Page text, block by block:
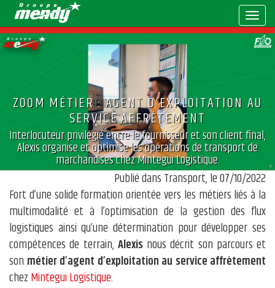
ZOOM MÉTIER : AGENT D’EXPLOITATION AU
SERVICE AFFRÈTEMENT
Interlocuteur privilégié entre le fournisseur et son client final,
Alexis organise et optimise les opérations de transport de
marchandises chez Mintegui Logistique.
Publié dans Transport, le 07/10/2022
Fort d’une solide formation orientée vers les métiers liés à la
multimodalité et à l’optimisation de la gestion des flux
logistiques ainsi qu’une détermination pour développer ses
compétences de terrain, Alexisnous décrit son parcours et
son métier d’agent d’exploitation au service affrètement
chez Mintegui Logistique.